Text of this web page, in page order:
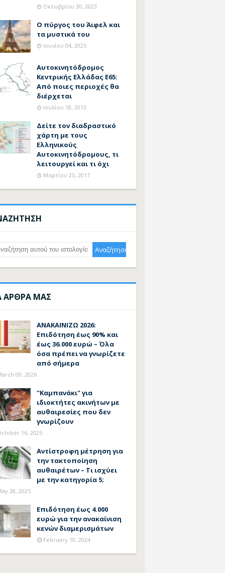
Οκτωβρίου 30, 2023
Ο πύργος του Άιφελ και
τα μυστικά του
Ιουνίου 04, 2025
Αυτοκινητόδρομος
Κεντρικής Ελλάδας Ε65:
Από ποιες περιοχές θα
διέρχεται
Ιουλίου 18, 2013
Δείτε τον διαδραστικό
χάρτη με τους
Ελληνικούς
Αυτοκινητόδρομους, τι
λειτουργεί και τι όχι
Μαρτίου 23, 2017
ΑΡΘΡΑ ΜΑΣ
ΑΝΑΚΑΙΝΙΖΩ 2026:
Επιδότηση έως 90% και
έως 36.000 ευρώ – Όλα
όσα πρέπει να γνωρίζετε
από σήμερα
09, 2026
"Καμπανάκι" για
ιδιοκτήτες ακινήτων με
αυθαιρεσίες που δεν
γνωρίζουν
16, 2025
Αντίστροφη μέτρηση για
την τακτοποίηση
αυθαιρέτων – Τι ισχύει
με την κατηγορία 5;
28, 2025
Επιδότηση έως 4.000
ευρώ για την ανακαίνιση
κενών διαμερισμάτων
February 10, 2024